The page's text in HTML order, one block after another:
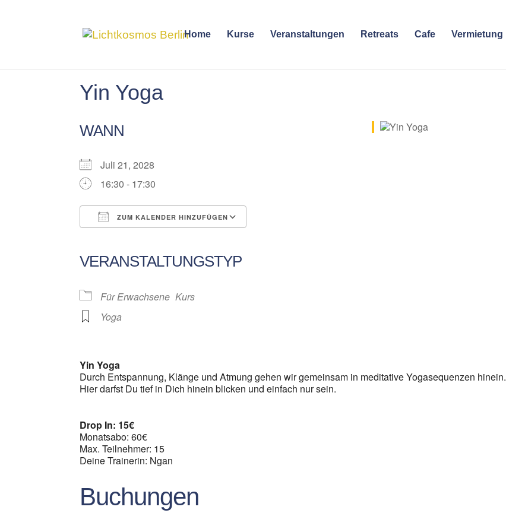
Home Kurse Veranstaltungen Retreats Cafe Vermietung
Yin Yoga
WANN
Juli 21, 2028
16:30 - 17:30
ZUM KALENDER HINZUFÜGEN
VERANSTALTUNGSTYP
Für Erwachsene Kurs
Yoga
Yin Yoga
Durch Entspannung, Klänge und Atmung gehen wir gemeinsam in meditative Yogasequenzen hinein.
Hier darfst Du tief in Dich hinein blicken und einfach nur sein.
Drop In: 15€
Monatsabo: 60€
Max. Teilnehmer: 15
Deine Trainerin: Ngan
Buchungen